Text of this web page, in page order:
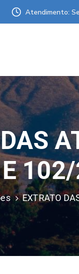
Atendimento:
EXTRATO